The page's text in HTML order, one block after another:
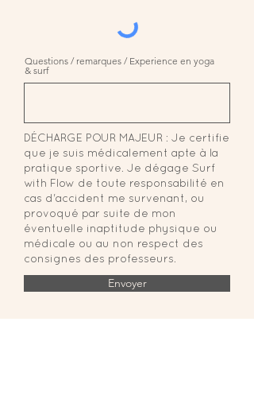
Questions / remarques / Experience en yoga
& surf
DÉCHARGE POUR MAJEUR : Je certifie
que je suis médicalement apte à la
pratique sportive. Je dégage Surf
with Flow de toute responsabilité en
cas d'accident me survenant, ou
provoqué par suite de mon
éventuelle inaptitude physique ou
médicale ou au non respect des
consignes des professeurs.
Envoyer